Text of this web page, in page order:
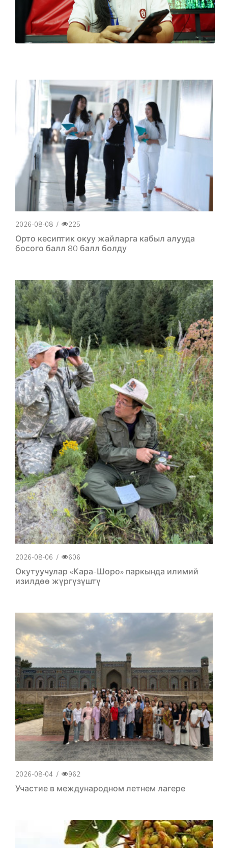
2026-08-08 / 225
Орто кесиптик окуу жайларга кабыл алууда
босого балл 80 балл болду
2026-08-06 / 606
Окутуучулар «Кара-Шоро» паркында илимий
изилдөө жүргүзүштү
2026-08-04 / 962
Участие в международном летнем лагере